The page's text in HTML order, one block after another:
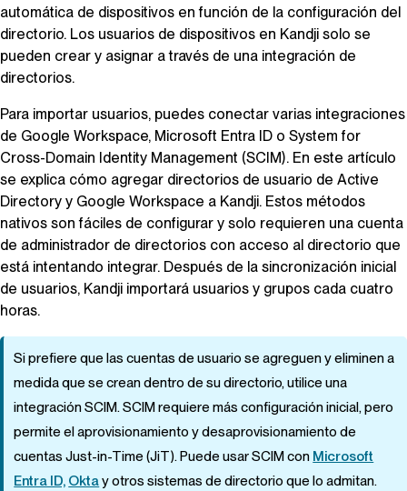
automática de dispositivos en función de la configuración del
directorio. Los usuarios de dispositivos en Kandji solo se
pueden crear y asignar a través de una integración de
directorios.
Para importar usuarios, puedes conectar varias integraciones
de Google Workspace, Microsoft Entra ID o System for
Cross-Domain Identity Management (SCIM). En este artículo
se explica cómo agregar directorios de usuario de Active
Directory y Google Workspace a Kandji. Estos métodos
nativos son fáciles de configurar y solo requieren una cuenta
de administrador de directorios con acceso al directorio que
está intentando integrar. Después de la sincronización inicial
de usuarios, Kandji importará usuarios y grupos cada cuatro
horas.
Si prefiere que las cuentas de usuario se agreguen y eliminen a
medida que se crean dentro de su directorio, utilice una
integración SCIM. SCIM requiere más configuración inicial, pero
permite el aprovisionamiento y desaprovisionamiento de
cuentas Just-in-Time (JiT). Puede usar SCIM con Microsoft
Entra ID, Oktay otros sistemas de directorio que lo admitan.